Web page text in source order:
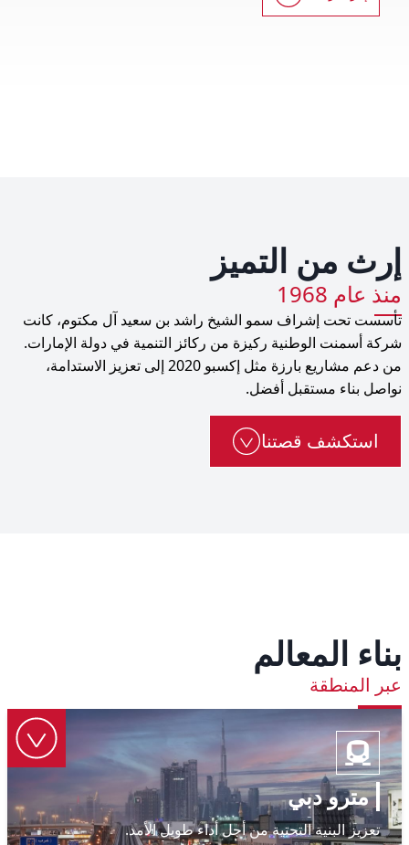
إرث من التميز
منذ عام 1968
تأسست تحت إشراف سمو الشيخ راشد بن سعيد آل مكتوم، كانت
شركة أسمنت الوطنية ركيزة من ركائز التنمية في دولة الإمارات.
من دعم مشاريع بارزة مثل إكسبو 2020 إلى تعزيز الاستدامة،
نواصل بناء مستقبل أفضل.
استكشف قصتنا
بناء المعالم
عبر المنطقة
مترو دبي
تعزيز البنية التحتية من أجل أداء طويل الأمد.